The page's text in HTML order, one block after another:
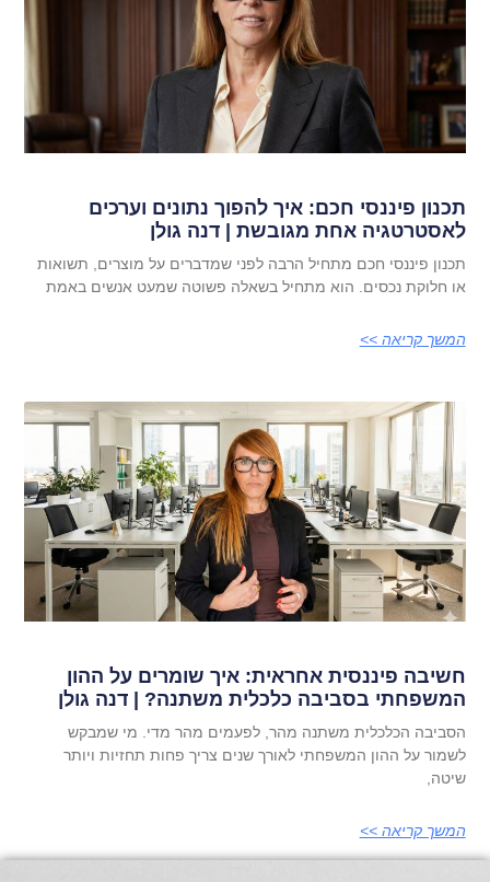
תכנון פיננסי חכם: איך להפוך נתונים וערכים
לאסטרטגיה אחת מגובשת | דנה גולן
תכנון פיננסי חכם מתחיל הרבה לפני שמדברים על מוצרים, תשואות
או חלוקת נכסים. הוא מתחיל בשאלה פשוטה שמעט אנשים באמת
המשך קריאה >>
חשיבה פיננסית אחראית: איך שומרים על ההון
המשפחתי בסביבה כלכלית משתנה? | דנה גולן
הסביבה הכלכלית משתנה מהר, לפעמים מהר מדי. מי שמבקש
לשמור על ההון המשפחתי לאורך שנים צריך פחות תחזיות ויותר
שיטה,
המשך קריאה >>